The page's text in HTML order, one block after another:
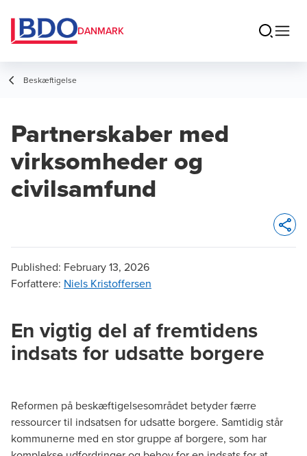
DANMARK
Beskæftigelse
Partnerskaber med
virksomheder og
civilsamfund
Published: February 13, 2026
Forfattere: Niels Kristoffersen
En vigtig del af fremtidens
indsats for udsatte borgere
Reformen på beskæftigelsesområdet betyder færre
ressourcer til indsatsen for udsatte borgere. Samtidig står
kommunerne med en stor gruppe af borgere, som har